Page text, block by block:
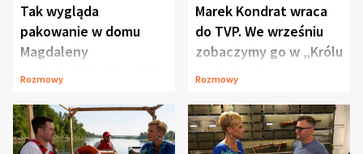
Tak wygląda
pakowanie w domu
Magdaleny
Waligórskiej-Lisieckiej.
Rozmowy
Marek Kondrat wraca
do TVP. We wrześniu
zobaczymy go w „Królu
Maciusiu I”
Rozmowy